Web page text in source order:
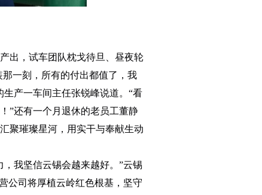
出，试车团队枕戈待旦、昼夜轮
一刻，所有的付出都值了，我
产一车间主任张锐峰说道。“看
”还有一个月退休的老员工董静
聚璀璨星河，用实干与奉献生动
我坚信云锡会越来越好。”云锡
公司将厚植云岭红色根基，坚守